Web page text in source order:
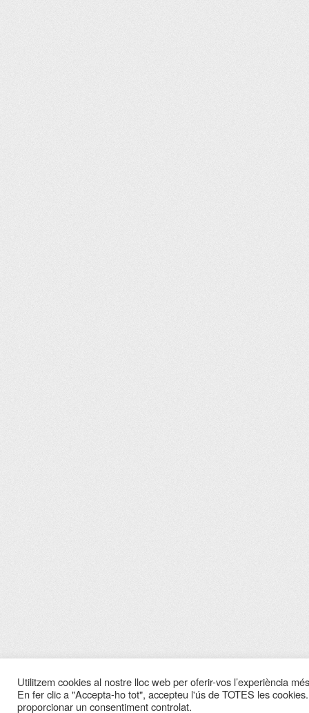
Utilitzem cookies al nostre lloc web per oferir-vos l’experiència
En fer clic a "Accepta-ho tot", accepteu l'ús de TOTES les
proporcionar un consentiment controlat.